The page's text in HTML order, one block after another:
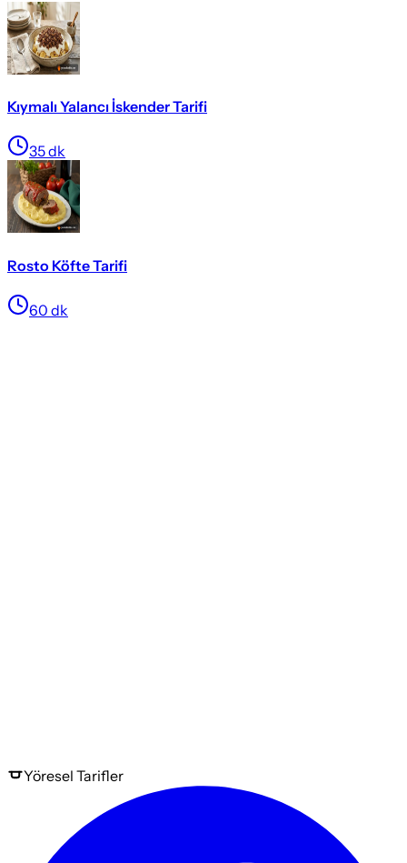
Kıymalı Yalancı İskender Tarifi
35dk
Rosto Köfte Tarifi
60 dk
Yöresel Tarifler